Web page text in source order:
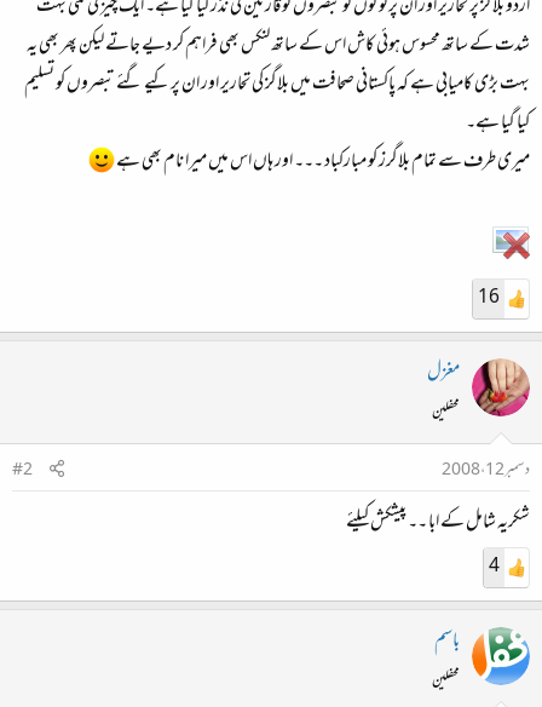
اردو بلاگز پر تحاریر اور ان پر لوگوں کو تبصروں کو قارئین کی نذر کیا گیا ہے۔ ایک چیز کی کمی بہت
شدت کے ساتھ محسوس ہوئی کاش اس کے ساتھ لنکس بھی فراہم کر دیے جاتے لیکن پھر بھی یہ
بہت بڑی کامیابی ہے کہ پاکستانی صحافت میں بلاگز کی تحاریر اور ان پر کیے گئے تبصروں کو تسلیم
کیا گیا ہے۔
میری طرف سے تمام بلاگرز کو مبارکباد ۔۔۔ اور ہاں اس میں میرا نام بھی ہے
16
مغزل
محفلین
دسمبر 12، 2008
#2
شکریہ شامل کے ابا ۔۔ پیشکش کیلئے
4
باسم
محفلین